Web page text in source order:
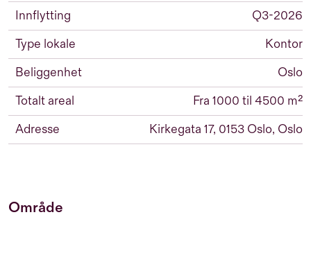
Innflytting
Q3-2026
Type lokale
Kontor
Beliggenhet
Oslo
Totalt areal
Fra 1000 til 4500 m²
Adresse
Kirkegata 17, 0153 Oslo, Oslo
Område